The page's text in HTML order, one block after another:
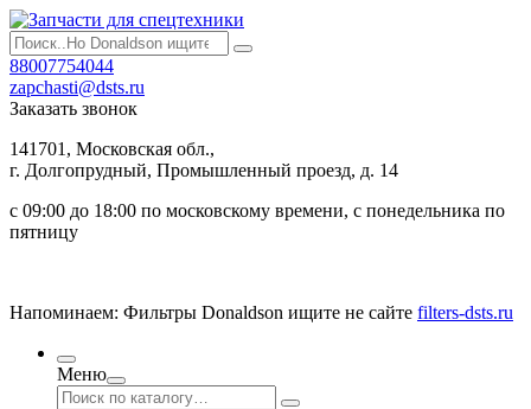
88007754044
zapchasti@dsts.ru
Заказать звонок
141701, Московская обл.,
г. Долгопрудный, Промышленный проезд, д. 14
с 09:00 до 18:00 по московскому времени, с понедельника по
пятницу
Напоминаем: Фильтры Donaldson ищите не сайте filters-dsts.ru
Меню